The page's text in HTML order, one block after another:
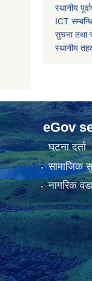
स्थानीय
ICT
सुचना तथा
स्थानीय
eGov
घटना दर्ता
सामाजिक
नागरिक